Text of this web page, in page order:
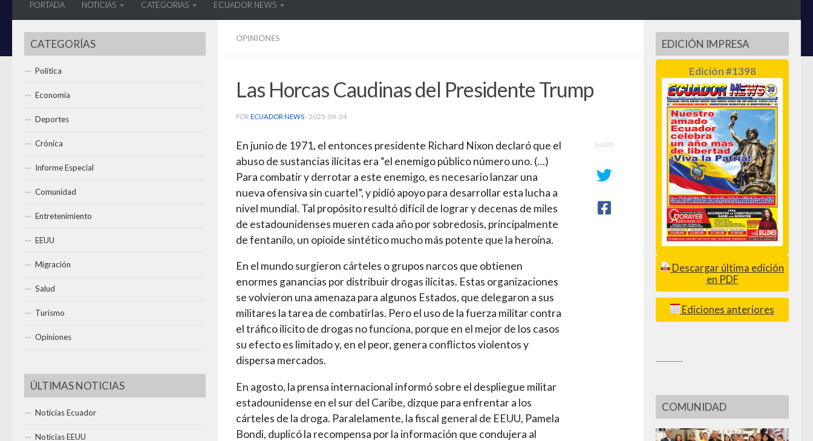
PORTADA NOTICIAS CATEGORIAS ECUADOR NEWS
OPINIONES
Las Horcas Caudinas del Presidente Trump
POR ECUADOR NEWS · 2025-09-24
En junio de 1971, el entonces presidente Richard Nixon declaró que el
abuso de sustancias ilícitas era “el enemigo público número uno. (…)
Para combatir y derrotar a este enemigo, es necesario lanzar una
nueva ofensiva sin cuartel”, y pidió apoyo para desarrollar esta lucha a
nivel mundial. Tal propósito resultó difícil de lograr y decenas de miles
de estadounidenses mueren cada año por sobredosis, principalmente
de fentanilo, un opioide sintético mucho más potente que la heroína.
En el mundo surgieron cárteles o grupos narcos que obtienen
enormes ganancias por distribuir drogas ilícitas. Estas organizaciones
se volvieron una amenaza para algunos Estados, que delegaron a sus
militares la tarea de combatirlas. Pero el uso de la fuerza militar contra
el tráfico ilícito de drogas no funciona, porque en el mejor de los casos
su efecto es limitado y, en el peor, genera conflictos violentos y
dispersa mercados.
En agosto, la prensa internacional informó sobre el despliegue militar
estadounidense en el sur del Caribe, dizque para enfrentar a los
cárteles de la droga. Paralelamente, la fiscal general de EEUU, Pamela
Bondi, duplicó la recompensa por la información que condujera al
SHARE
CATEGORÍAS
Política
Economía
Deportes
Crónica
Informe Especial
Comunidad
Entretenimiento
EEUU
Migración
Salud
Turismo
Opiniones
ÚLTIMAS NOTICIAS
Noticias Ecuador
Noticias EEUU
EDICIÓN IMPRESA
Edición #1398
Descargar última edición
en PDF
Ediciones anteriores
COMUNIDAD